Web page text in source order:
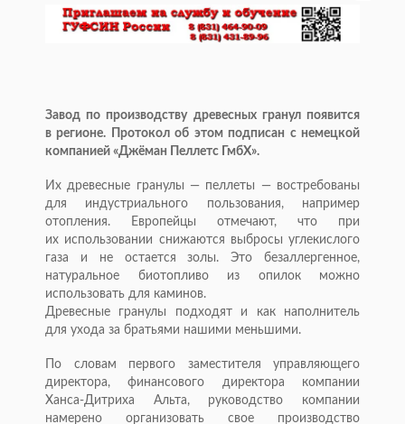
Завод по производству древесных гранул появится
в регионе. Протокол об этом подписан с немецкой
компанией «Джёман Пеллетс ГмбХ».
Их древесные гранулы — пеллеты — востребованы
для индустриального пользования, например
отопления. Европейцы отмечают, что при
их использовании снижаются выбросы углекислого
газа и не остается золы. Это безаллергенное,
натуральное биотопливо из опилок можно
использовать для каминов.
Древесные гранулы подходят и как наполнитель
для ухода за братьями нашими меньшими.
По словам первого заместителя управляющего
директора, финансового директора компании
Ханса-Дитриха Альта, руководство компании
намерено организовать свое производство